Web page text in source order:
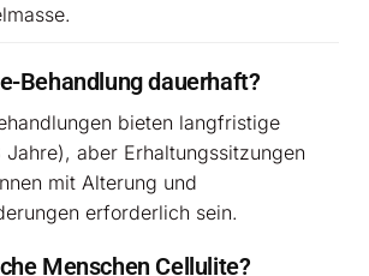
Behandlung dauerhaft?
bieten langfristige
Jahre), aber Erhaltungssitzungen
mit Alterung und
erforderlich sein.
Menschen Cellulite?